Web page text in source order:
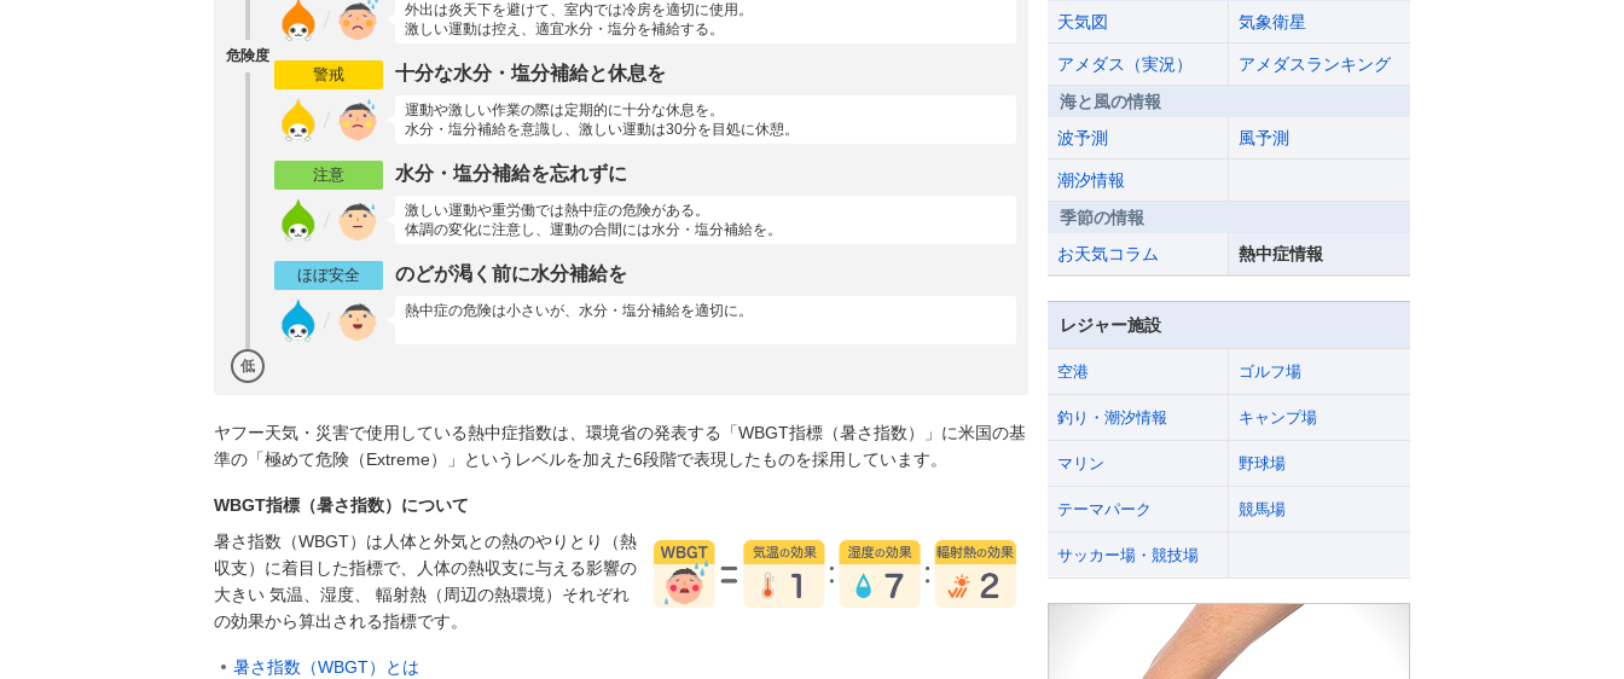
危険度
低
外出は炎天下を避けて、室内では冷房を適切に使用。
激しい運動は控え、適宜水分・塩分を補給する。
警戒 十分な水分・塩分補給と休息を
運動や激しい作業の際は定期的に十分な休息を。
水分・塩分補給を意識し、激しい運動は30分を目処に休憩。
注意 水分・塩分補給を忘れずに
激しい運動や重労働では熱中症の危険がある。
体調の変化に注意し、運動の合間には水分・塩分補給を。
ほぼ安全 のどが渇く前に水分補給を
熱中症の危険は小さいが、水分・塩分補給を適切に。
ヤフー天気・災害で使用している熱中症指数は、環境省の発表する「WBGT指標（暑さ指数）」に米国の基
準の「極めて危険（Extreme）」というレベルを加えた6段階で表現したものを採用しています。
WBGT指標（暑さ指数）について
暑さ指数（WBGT）は人体と外気との熱のやりとり（熱
収支）に着目した指標で、人体の熱収支に与える影響の
大きい 気温、湿度、 輻射熱（周辺の熱環境）それぞれ
の効果から算出される指標です。
暑さ指数（WBGT）とは
天気図
気象衛星
アメダス（実況）
アメダスランキング
海と風の情報
波予測
風予測
潮汐情報
季節の情報
お天気コラム
熱中症情報
レジャー施設
空港 ゴルフ場
釣り・潮汐情報 キャンプ場
マリン 野球場
テーマパーク 競馬場
サッカー場・競技場